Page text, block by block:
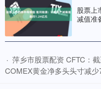
股票上
减值准
· 萍乡市股票配资 CFTC：
COMEX黄金净多头头寸减少